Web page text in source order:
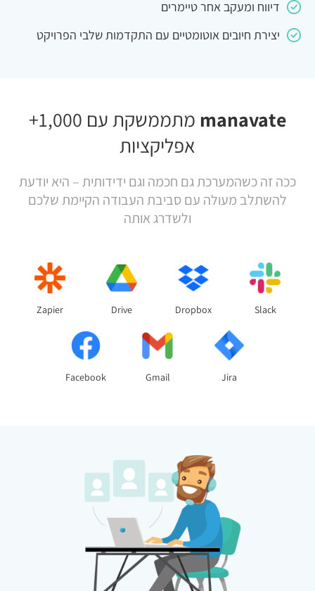
דיווח ומעקב אחר טיימרים
יצירת חיובים אוטומטיים עם התקדמות שלבי הפרויקט
manavate
מתממשקת עם 1,000+
אפליקציות
ככה זה כשהמערכת גם חכמה וגם ידידותית – היא יודעת
להשתלב מעולה עם סביבת העבודה הקיימת שלכם
ולשדרג אותה
Slack
Dropbox
Drive
Zapier
Jira
Gmail
Facebook